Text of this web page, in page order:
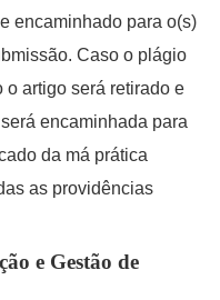
encaminhado para o(s)
Caso o plágio
artigo será retirado e
encaminhada para
da má prática
as providências
e Gestão de